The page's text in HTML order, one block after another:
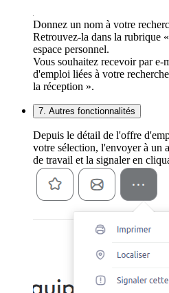
Donnez un nom à votre
Retrouvez-la dans la rubrique
espace personnel.
Vous souhaitez recevoir par e-
d'emploi liées à votre
la réception ».
7. Autres fonctionnalités
Depuis le détail de l'offre
votre sélection, l'envoyer à un
de travail et la signaler en